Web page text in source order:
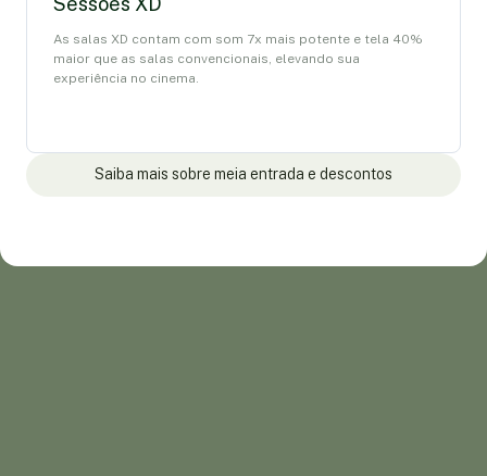
As salas XD contam com som 7x mais potente e tela 40%
maior que as salas convencionais, elevando sua
experiência no cinema.
Saiba mais sobre meia entrada e descontos